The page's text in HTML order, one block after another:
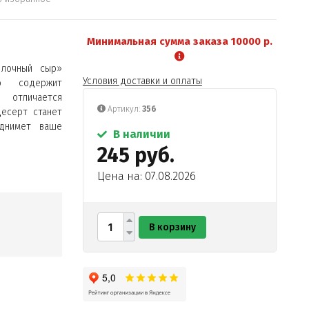
сыр»
содержит
станет
ваше
Минимальная сумма заказа 10000 р.
Условия доставки и оплаты
Артикул: 356
В наличии
245 руб.
Цена на: 07.08.2026
В корзину